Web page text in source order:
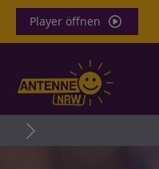
Player öffnen